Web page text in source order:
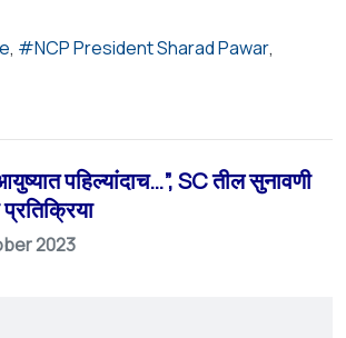
NCP President Sharad Pawar
पहिल्यांदाच…”, SC तील सुनावणी
2023